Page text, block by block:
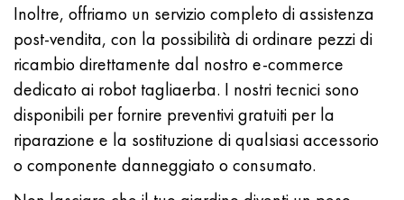
Inoltre, offriamo un servizio completo di assistenza
post-vendita, con la possibilità di ordinare pezzi di
ricambio direttamente dal nostro e-commerce
dedicato ai robot tagliaerba. I nostri tecnici sono
disponibili per fornire preventivi gratuiti per la
riparazione e la sostituzione di qualsiasi accessorio
o componente danneggiato o consumato.